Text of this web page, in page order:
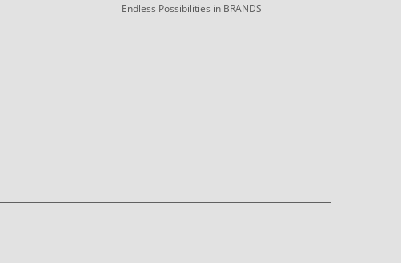
Endless Possibilities in BRANDS